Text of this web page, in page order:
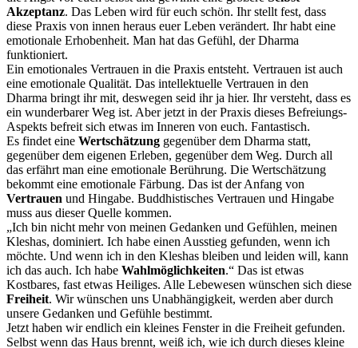
Akzeptanz. Das Leben wird für euch schön. Ihr stellt fest, dass
diese Praxis von innen heraus euer Leben verändert. Ihr habt eine
emotionale Erhobenheit. Man hat das Gefühl, der Dharma
funktioniert.
Ein emotionales Vertrauen in die Praxis entsteht. Vertrauen ist auch
eine emotionale Qualität. Das intellektuelle Vertrauen in den
Dharma bringt ihr mit, deswegen seid ihr ja hier. Ihr versteht, dass es
ein wunderbarer Weg ist. Aber jetzt in der Praxis dieses Befreiungs-
Aspekts befreit sich etwas im Inneren von euch. Fantastisch.
Es findet eine Wertschätzung gegenüber dem Dharma statt,
gegenüber dem eigenen Erleben, gegenüber dem Weg. Durch all
das erfährt man eine emotionale Berührung. Die Wertschätzung
bekommt eine emotionale Färbung. Das ist der Anfang von
Vertrauen und Hingabe. Buddhistisches Vertrauen und Hingabe
muss aus dieser Quelle kommen.
„Ich bin nicht mehr von meinen Gedanken und Gefühlen, meinen
Kleshas, dominiert. Ich habe einen Ausstieg gefunden, wenn ich
möchte. Und wenn ich in den Kleshas bleiben und leiden will, kann
ich das auch. Ich habe Wahlmöglichkeiten.“ Das ist etwas
Kostbares, fast etwas Heiliges. Alle Lebewesen wünschen sich diese
Freiheit. Wir wünschen uns Unabhängigkeit, werden aber durch
unsere Gedanken und Gefühle bestimmt.
Jetzt haben wir endlich ein kleines Fenster in die Freiheit gefunden.
Selbst wenn das Haus brennt, weiß ich, wie ich durch dieses kleine